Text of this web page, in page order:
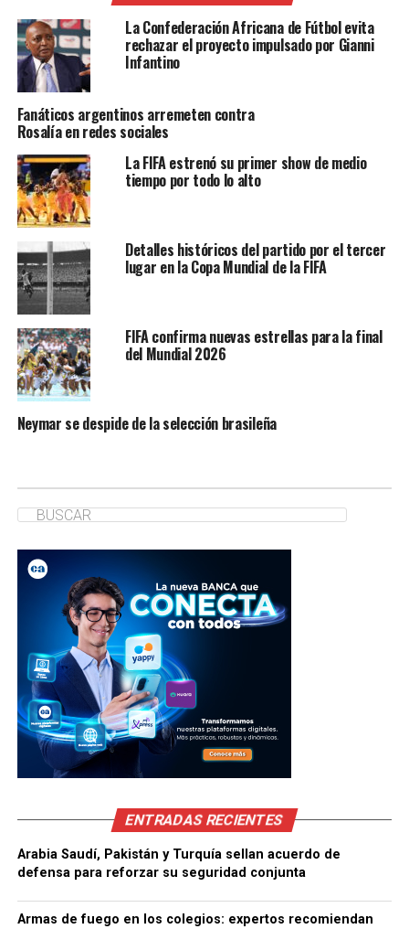
La Confederación Africana de Fútbol evita
rechazar el proyecto impulsado por Gianni
Infantino
Fanáticos argentinos arremeten contra
Rosalía en redes sociales
La FIFA estrenó su primer show de medio
tiempo por todo lo alto
Detalles históricos del partido por el tercer
lugar en la Copa Mundial de la FIFA
FIFA confirma nuevas estrellas para la final
del Mundial 2026
Neymar se despide de la selección brasileña
ENTRADAS RECIENTES
Arabia Saudí, Pakistán y Turquía sellan acuerdo de
defensa para reforzar su seguridad conjunta
Armas de fuego en los colegios: expertos recomiendan